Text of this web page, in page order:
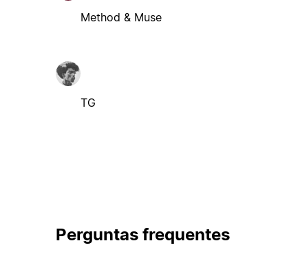
Method & Muse
TG
Perguntas frequentes